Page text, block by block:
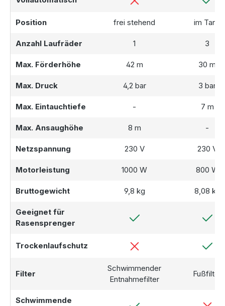
brauchen
DieZisterne Premium 7000 L
kommt mit allen
Gartenbewässerung
erforderlich sind. Vom
Überlaufsiphon
bis hin zurPumpe
und der
abgestimmt. Sie müssen nur noch die Komponenten
Regenwasserfür Ihre Gartenbewässerung nutzen.
Position frei stehend im Tank
Anzahl Laufräder 1 3
Max. Förderhöhe 42 m 30 m
Max. Druck 4,2 bar 3 bar
Max. Eintauchtiefe - 7 m
Max. Ansaughöhe 8 m -
Netzspannung 230 V 230 V
Motorleistung 1000 W 800 W
Bruttogewicht 9,8 kg 8,08 kg
Geeignet für
Rasensprenger
Trockenlaufschutz
Filter
Schwimmender
Entnahmefilter
Fußfilter
Schwimmende